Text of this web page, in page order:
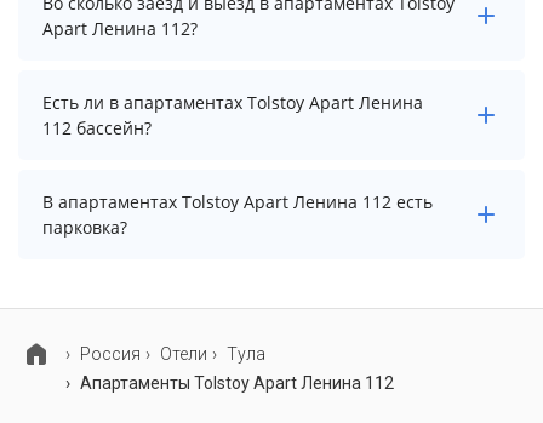
апартаментах Tolstoy Apart Ленина 112, выберите
нужные даты и количество гостей.
Apart Ленина 112?
Заезд возможен после 15:00, а выезд необходимо
осуществить до 12:00.
Есть ли в апартаментах Tolstoy Apart Ленина
112 бассейн?
В апартаментах Tolstoy Apart Ленина 112 нет
бассейна.
В апартаментах Tolstoy Apart Ленина 112 есть
парковка?
Россия Отели
Тула
Апартаменты Tolstoy Apart Ленина 112